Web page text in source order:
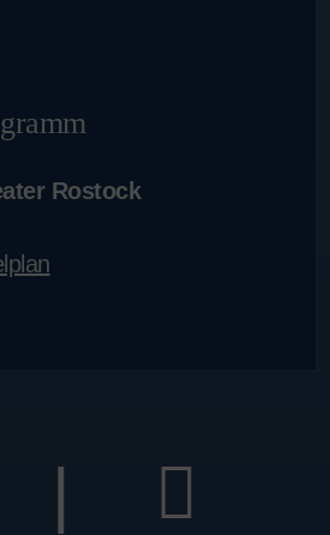
Rostock
|